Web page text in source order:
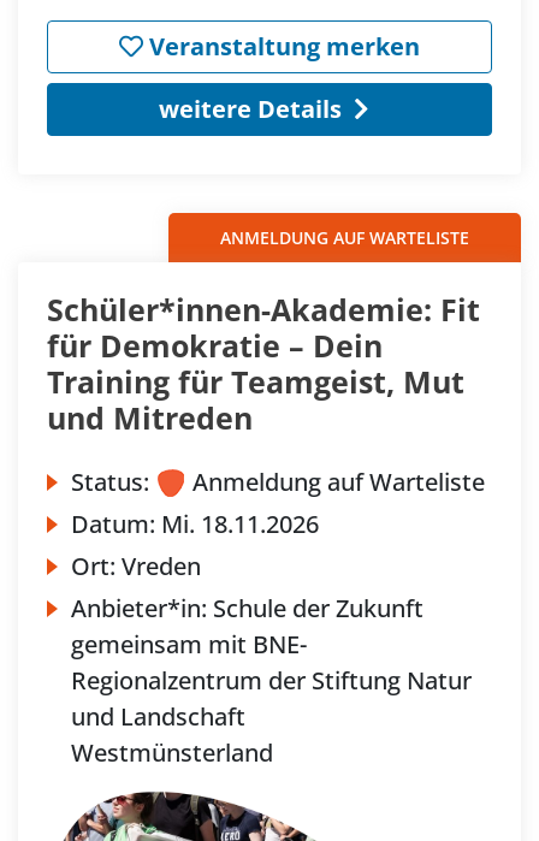
Veranstaltung merken
weitere Details
ANMELDUNG AUF WARTELISTE
Schüler*innen-Akademie: Fit
für Demokratie – Dein
Training für Teamgeist, Mut
und Mitreden
Status:
Anmeldung auf Warteliste
Datum: Mi. 18.11.2026
Ort: Vreden
Anbieter*in: Schule der Zukunft
gemeinsam mit BNE-
Regionalzentrum der Stiftung Natur
und Landschaft
Westmünsterland